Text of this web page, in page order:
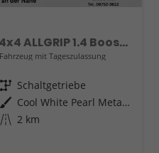
Comfort+ 110PS MHEV 4x4 ALLGRIP 1.4 Boosterjet Allrad Teilleder mit Alcantara Navi Klimaautomatik Sitzheizung ACC PDC v+h Rückf.Kamera Suzuki-Radio Apple CarPlay Android Auto Touchscreen 2xKeyless 17-LM
Fahrzeug mit Tageszulassung
Getriebe Schaltgetriebe
Außenfarbe
Cool White Pearl Metallic
Kilometerstand 2 km